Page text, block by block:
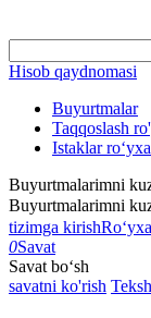
Hisob qaydnomasi
Buyurtmalar
Taqqoslash
Istaklar
Buyurtmalarimni
Buyurtmalarimni
tizimga kirish
0Savat
Savat bo‘sh
savatni ko'rish